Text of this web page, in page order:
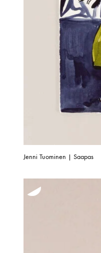
Jenni Tuominen | Saapas